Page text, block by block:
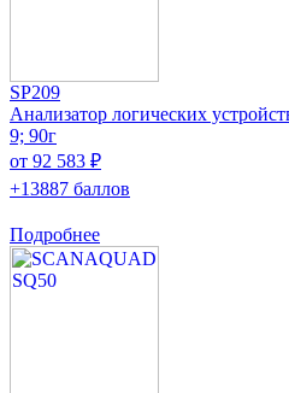
SP209
Анализатор логических
9; 90г
от 92 583 ₽
+13887 баллов
Подробнее